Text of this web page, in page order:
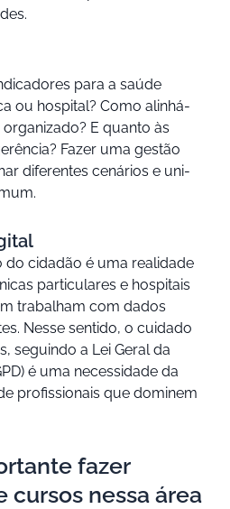
para a saúde
ou hospital? Como alinhá-
E quanto às
Fazer uma gestão
diferentes cenários e uni-
cidadão é uma realidade
particulares e hospitais
trabalham com dados
Nesse sentido, o cuidado
seguindo a Lei Geral da
é uma necessidade da
profissionais que dominem
fazer
cursos nessa área